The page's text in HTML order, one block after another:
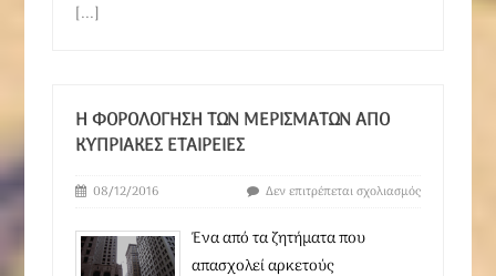
[...]
H ΦΟΡΟΛΌΓΗΣΗ ΤΩΝ ΜΕΡΙΣΜΆΤΩΝ ΑΠΌ
KΥΠΡΙΑΚΈΣ ΕΤΑΙΡΕΊΕΣ
08/12/2016 Δεν επιτρέπεται σχολιασμός
Ένα από τα ζητήματα που
απασχολεί αρκετούς